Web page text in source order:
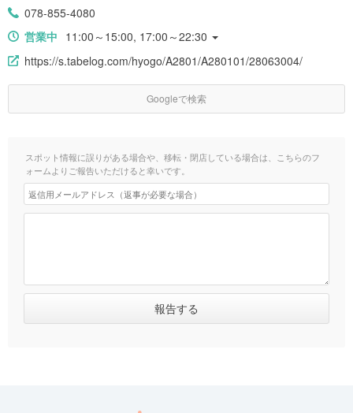
078-855-4080
営業中 11:00～15:00, 17:00～22:30
https://s.tabelog.com/hyogo/A2801/A280101/28063004/
Googleで検索
スポット情報に誤りがある場合や、移転・閉店している場合は、こちらのフ
ォームよりご報告いただけると幸いです。